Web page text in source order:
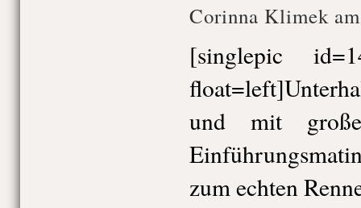
Corinna Klimek
[singlepic
und mit
zum echten